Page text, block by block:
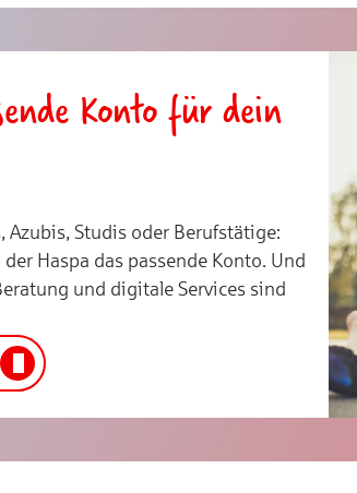
Konto für dein
Azubis, Studis oder Berufstätige:
Haspa das passende Konto. Und
und digitale Services sind